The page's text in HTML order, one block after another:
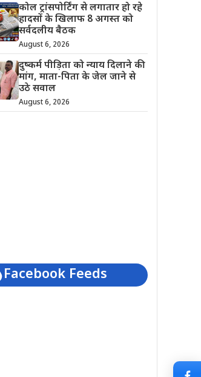
कोल ट्रांसपोर्टिंग से लगातार हो रहे
हादसों के खिलाफ 8 अगस्त को
सर्वदलीय बैठक
August 6, 2026
दुष्कर्म पीड़िता को न्याय दिलाने की
मांग, माता-पिता के जेल जाने से
उठे सवाल
August 6, 2026
Facebook Feeds